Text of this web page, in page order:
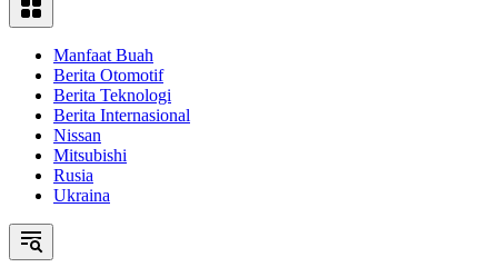
Manfaat Buah
Berita Otomotif
Berita Teknologi
Berita Internasional
Nissan
Mitsubishi
Rusia
Ukraina